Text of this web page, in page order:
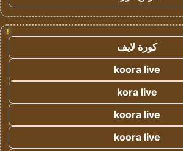
!
كورة لايف
koora live
kora live
koora live
koora live